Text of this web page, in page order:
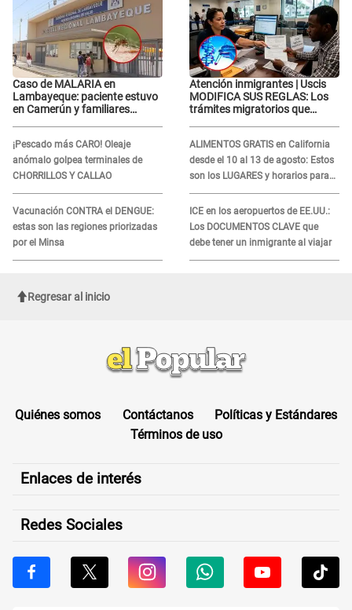
Caso de MALARIA en
Lambayeque: paciente estuvo
en Camerún y familiares
¡Pescado más CARO! Oleaje
anómalo golpea terminales de
CHORRILLOS Y CALLAO
Vacunación CONTRA el DENGUE:
estas son las regiones priorizadas
por el Minsa
Atención inmigrantes | Uscis
MODIFICA SUS REGLAS: Los
trámites migratorios que
ALIMENTOS GRATIS en California
desde el 10 al 13 de agosto: Estos
son los LUGARES y horarios para
recibir la ayuda
ICE en los aeropuertos de EE.UU.:
Los DOCUMENTOS CLAVE que
debe tener un inmigrante al viajar
Regresar al inicio
Quiénes somos Contáctanos
Políticas y Estándares
Términos de uso
Enlaces de interés
Redes Sociales